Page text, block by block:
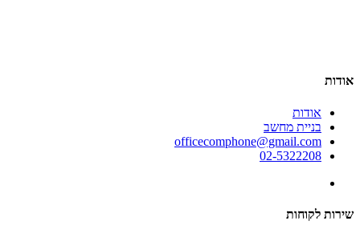
אודות
אודות
בניית מחשב
officecomphone@gmail.com
02-5322208
שירות לקוחות